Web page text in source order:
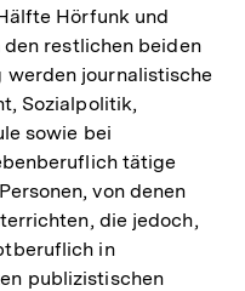
Hörfunk und
den restlichen beiden
werden journalistische
Sozialpolitik,
sowie bei
tätige
von denen
die jedoch,
in
publizistischen